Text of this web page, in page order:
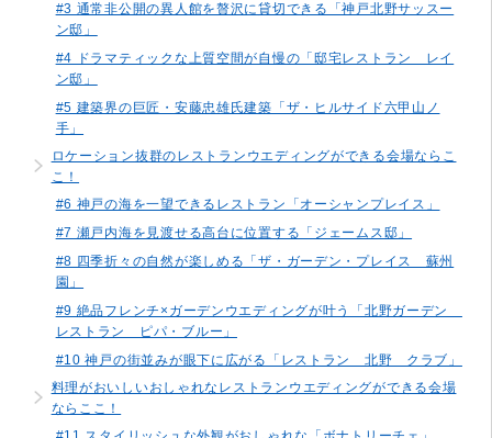
#3 通常非公開の異人館を贅沢に貸切できる「神戸北野サッスー
ン邸」
#4 ドラマティックな上質空間が自慢の「邸宅レストラン レイ
ン邸」
#5 建築界の巨匠・安藤忠雄氏建築「ザ・ヒルサイド六甲山ノ
手」
ロケーション抜群のレストランウエディングができる会場ならこ
こ！
#6 神戸の海を一望できるレストラン「オーシャンプレイス」
#7 瀬戸内海を見渡せる高台に位置する「ジェームス邸」
#8 四季折々の自然が楽しめる「ザ・ガーデン・プレイス 蘇州
園」
#9 絶品フレンチ×ガーデンウエディングが叶う「北野ガーデン
レストラン ピパ・ブルー」
#10 神戸の街並みが眼下に広がる「レストラン 北野 クラブ」
料理がおいしいおしゃれなレストランウエディングができる会場
ならここ！